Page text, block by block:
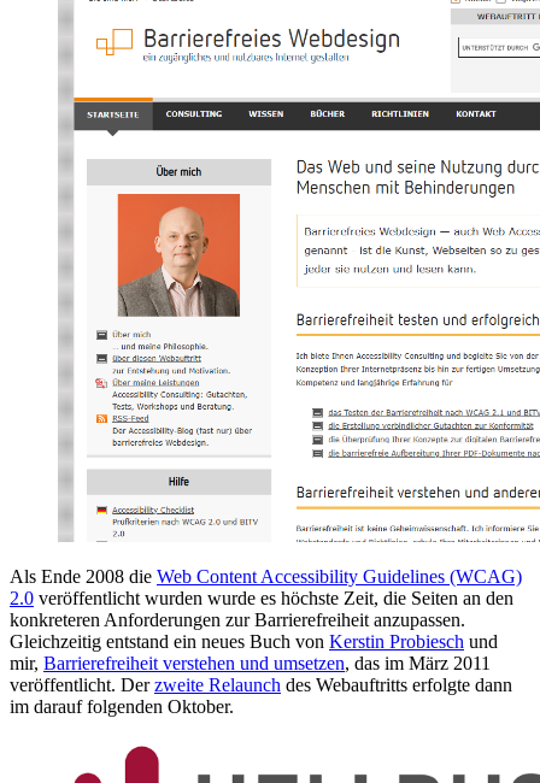
Als Ende 2008 die Web Content Accessibility Guidelines (WCAG)
2.0 veröffentlicht wurden wurde es höchste Zeit, die Seiten an den
konkreteren Anforderungen zur Barrierefreiheit anzupassen.
Gleichzeitig entstand ein neues Buch von Kerstin Probiesch und
mir, Barrierefreiheit verstehen und umsetzen, das im März 2011
veröffentlicht. Derzweite Relaunch des Webauftritts erfolgte dann
im darauf folgenden Oktober.